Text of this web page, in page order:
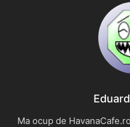
Ma ocup de